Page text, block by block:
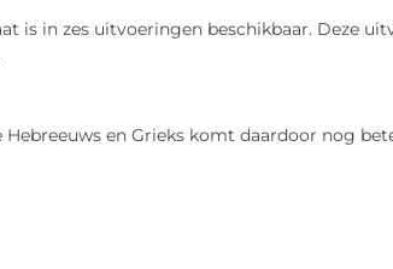
is in zes uitvoeringen beschikbaar. Deze
en Grieks komt daardoor nog